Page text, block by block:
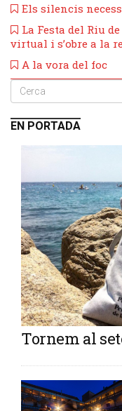
Els silencis
La Festa del Riu
virtual i s’obre a la
A la vora del foc
EN PORTADA
Tornem al